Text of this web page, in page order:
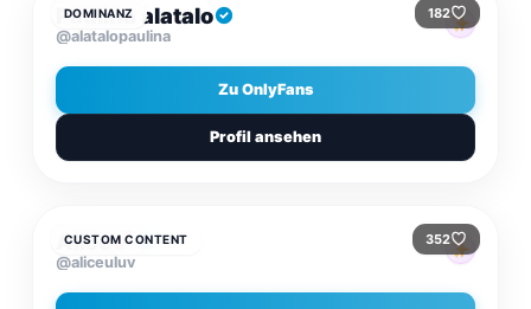
DOMINANZ 182
Paulina alatalo
@alatalopaulina
Zu OnlyFans
Profil ansehen
CUSTOM CONTENT 352
Alice
@aliceuluv